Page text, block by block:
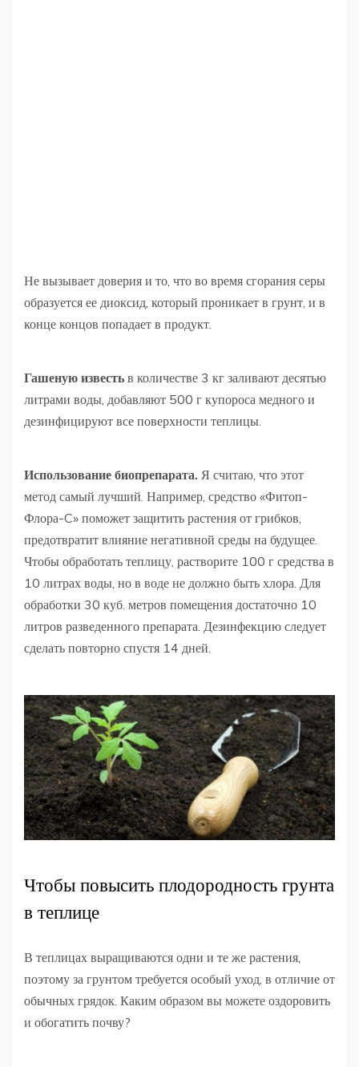
Не вызывает доверия и то, что во время сгорания серы
образуется ее диоксид, который проникает в грунт, и в
конце концов попадает в продукт.
Гашеную известь в количестве 3 кг заливают десятью
литрами воды, добавляют 500 г купороса медного и
дезинфицируют все поверхности теплицы.
Использование биопрепарата. Я считаю, что этот
метод самый лучший. Например, средство «Фитоп-
Флора-C» поможет защитить растения от грибков,
предотвратит влияние негативной среды на будущее.
Чтобы обработать теплицу, растворите 100 г средства в
10 литрах воды, но в воде не должно быть хлора. Для
обработки 30 куб. метров помещения достаточно 10
литров разведенного препарата. Дезинфекцию следует
сделать повторно спустя 14 дней.
Чтобы повысить плодородность грунта
в теплице
В теплицах выращиваются одни и те же растения,
поэтому за грунтом требуется особый уход, в отличие от
обычных грядок. Каким образом вы можете оздоровить
и обогатить почву?